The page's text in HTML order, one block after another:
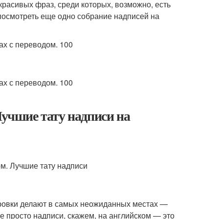
фраз, среди которых, возможно, есть
еще одно собрание надписей на
тату надписи на
делают в самых неожиданных местах —
просто надписи, скажем, на английском — это